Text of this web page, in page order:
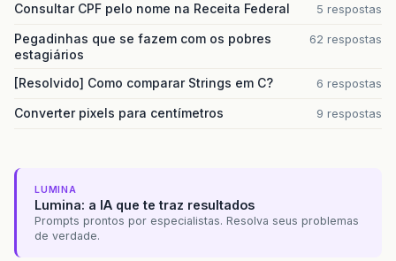
Consultar CPF pelo nome na Receita Federal 5 respostas
Pegadinhas que se fazem com os pobres
estagiários
62 respostas
[Resolvido] Como comparar Strings em C? 6 respostas
Converter pixels para centímetros 9 respostas
LUMINA
Lumina: a IA que te traz resultados
Prompts prontos por especialistas. Resolva seus problemas
de verdade.